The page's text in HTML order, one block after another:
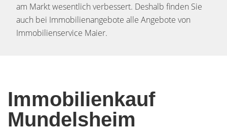
am Markt wesentlich verbessert. Deshalb finden Sie
auch bei Immobilienangebote alle Angebote von
Immobilienservice Maier.
Immobilienkauf
Mundelsheim